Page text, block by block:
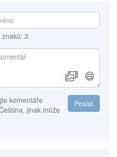
3
😄
Poslat
komentáře
jinak může